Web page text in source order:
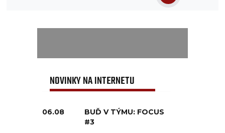
NOVINKY NA INTERNETU
06.08
BUĎ V TÝMU: FOCUS
#3